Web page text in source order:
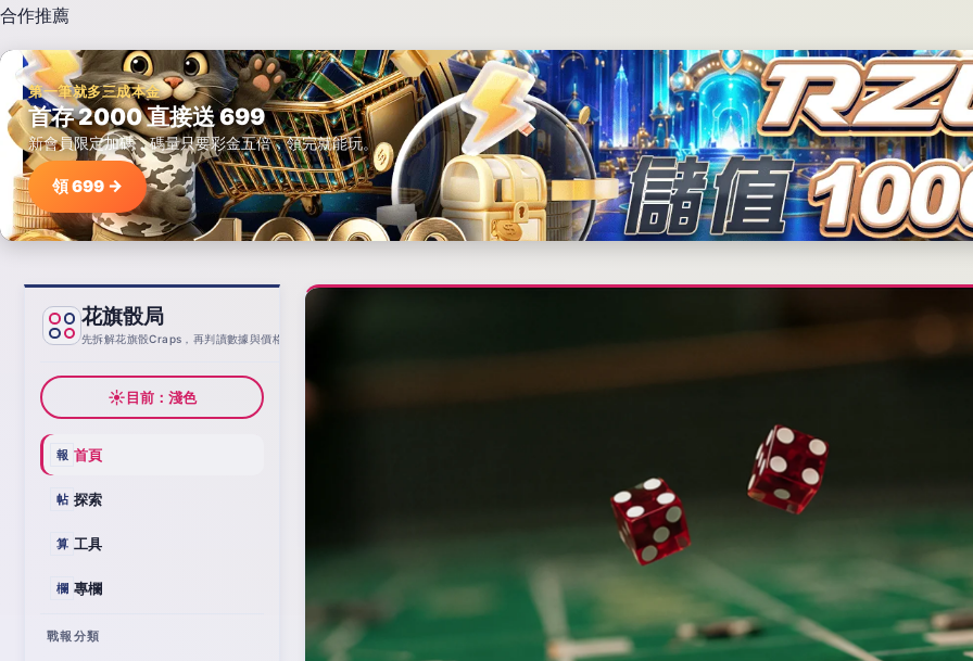
合作推薦
第一筆就多三成本金
首存 2000 直接送 699
新會員限定加碼，碼量只要彩金五倍，領完就能玩。
領 699 →
花旗骰局
先拆解花旗骰Craps，再判讀數據與價格
☀目前：淺色
報 首頁
帖 探索
算 工具
欄 專欄
戰報分類